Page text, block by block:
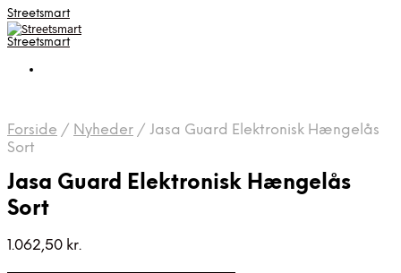
Streetsmart
Streetsmart
Forside / Nyheder / Jasa Guard Elektronisk Hængelås
Sort
Jasa Guard Elektronisk Hængelås
Sort
1.062,50 kr.